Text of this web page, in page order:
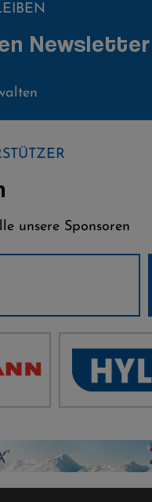
Newsletter
unsere Sponsoren
Damen